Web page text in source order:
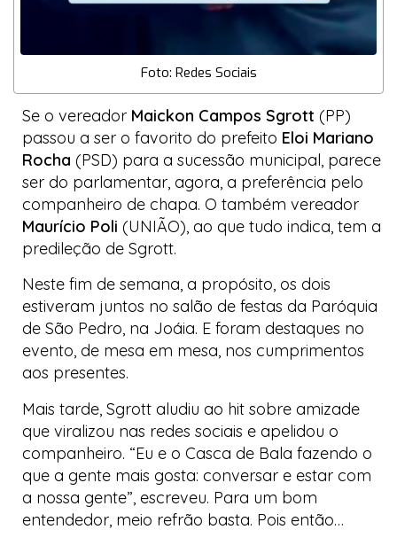
Foto: Redes Sociais
Se o vereador Maickon Campos Sgrott (PP)
passou a ser o favorito do prefeito Eloi Mariano
Rocha (PSD) para a sucessão municipal, parece
ser do parlamentar, agora, a preferência pelo
companheiro de chapa. O também vereador
Maurício Poli (UNIÃO), ao que tudo indica, tem a
predileção de Sgrott.
Neste fim de semana, a propósito, os dois
estiveram juntos no salão de festas da Paróquia
de São Pedro, na Joáia. E foram destaques no
evento, de mesa em mesa, nos cumprimentos
aos presentes.
Mais tarde, Sgrott aludiu ao hit sobre amizade
que viralizou nas redes sociais e apelidou o
companheiro. “Eu e o Casca de Bala fazendo o
que a gente mais gosta: conversar e estar com
a nossa gente”, escreveu. Para um bom
entendedor, meio refrão basta. Pois então…